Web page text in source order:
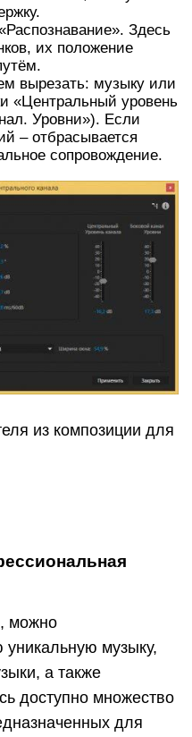
Здесь
их положение
вырезать: музыку или
«Центральный уровень
Уровни»). Если
– отбрасывается
сопровождение.
из композиции для
можно
уникальную музыку,
а также
доступно множество
для